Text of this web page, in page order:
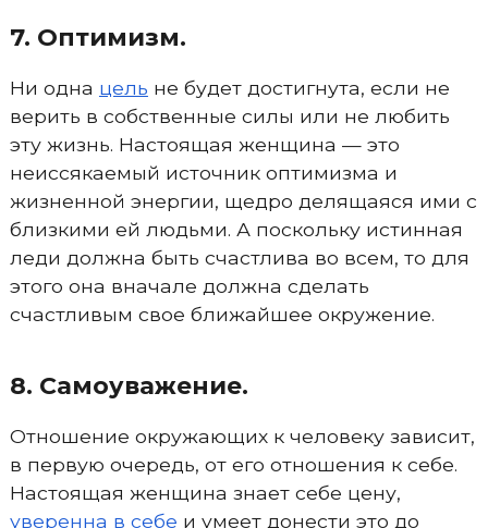
7. Оптимизм.
Ни одна цель не будет достигнута, если не
верить в собственные силы или не любить
эту жизнь. Настоящая женщина — это
неиссякаемый источник оптимизма и
жизненной энергии, щедро делящаяся ими с
близкими ей людьми. А поскольку истинная
леди должна быть счастлива во всем, то для
этого она вначале должна сделать
счастливым свое ближайшее окружение.
8. Самоуважение.
Отношение окружающих к человеку зависит,
в первую очередь, от его отношения к себе.
Настоящая женщина знает себе цену,
уверенна в себе и умеет донести это до